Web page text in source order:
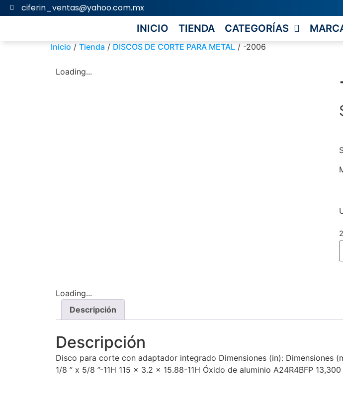
ciferin_ventas@yahoo.com.mx
INICIO TIENDA CATEGORÍAS
Inicio / Tienda / DISCOS DE CORTE PARA METAL / -2006
Loading...
Loading...
Descripción
Descripción
Disco para corte con adaptador integrado Dimensiones (in): Dimensiones
1/8 ” x 5/8 ”-11H 115 x 3.2 x 15.88-11H Óxido de aluminio A24R4BFP